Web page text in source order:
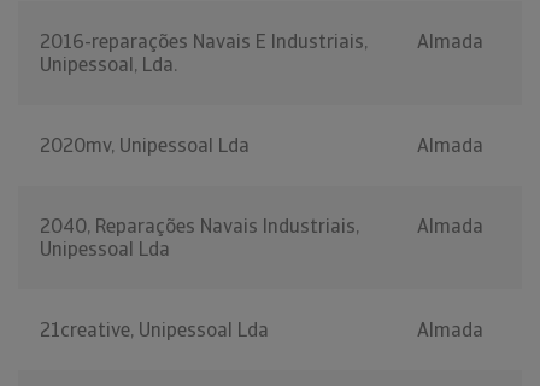
2016-reparações Navais E Industriais,
Unipessoal, Lda.
Almada
2020mv, Unipessoal Lda Almada
2040, Reparações Navais Industriais,
Unipessoal Lda
Almada
21creative, Unipessoal Lda Almada